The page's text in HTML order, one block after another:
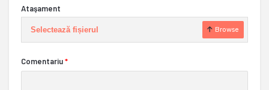
Ataşament
Selectează fișierul Browse
Comentariu*